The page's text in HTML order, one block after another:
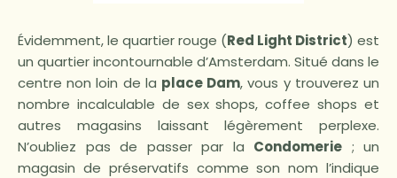
Évidemment, le quartier rouge (Red Light District) est
un quartier incontournable d’Amsterdam. Situé dans le
centre non loin de la place Dam, vous y trouverez un
nombre incalculable de sex shops, coffee shops et
autres magasins laissant légèrement perplexe.
N’oubliez pas de passer par la Condomerie ; un
magasin de préservatifs comme son nom l’indique